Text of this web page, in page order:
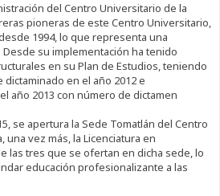
del Centro Universitario de la
pioneras de este Centro Universitario,
1994, lo que representa una
su implementación ha tenido
en su Plan de Estudios, teniendo
en el año 2012 e
año 2013 con número de dictamen
se apertura la Sede Tomatlán del Centro
una vez más, la Licenciatura en
las tres que se ofertan en dicha sede, lo
educación profesionalizante a las